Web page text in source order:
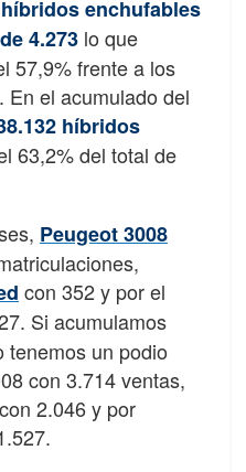
enchufables
4.273 lo que
57,9% frente a los
En el acumulado del
híbridos
63,2% del total de
Peugeot 3008
con 352 y por el
Si acumulamos
tenemos un podio
con 3.714 ventas,
2.046 y por